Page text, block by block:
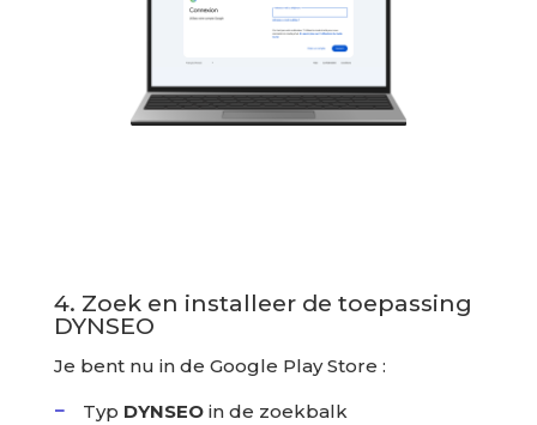
4. Zoek en installeer de toepassing
DYNSEO
Je bent nu in de Google Play Store :
Typ DYNSEOin de zoekbalk